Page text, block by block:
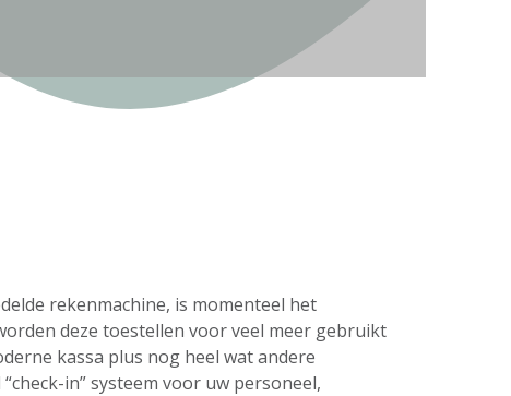
rekenmachine, is momenteel het
deze toestellen voor veel meer gebruikt
kassa plus nog heel wat andere
in” systeem voor uw personeel,